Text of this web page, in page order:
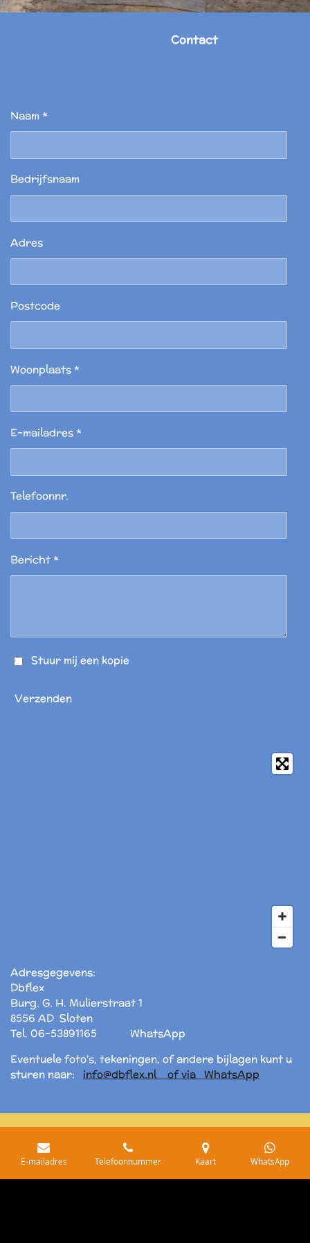
Contact
Naam *
Bedrijfsnaam
Adres
Postcode
Woonplaats *
E-mailadres *
Telefoonnr.
Bericht *
Stuur mij een kopie
Verzenden
Adresgegevens:
Dbflex
Burg. G. H. Mulierstraat 1
8556 AD Sloten
Tel. 06-53891165 WhatsApp
Eventuele foto’s, tekeningen, of andere bijlagen kunt u
sturen naar: info@dbflex.nl of via WhatsApp
Copyright - Yohn - Dbflex - 2019 Laatste
wijziging 23-02-2024
E-mailadres Telefoonnummer Kaart WhatsApp